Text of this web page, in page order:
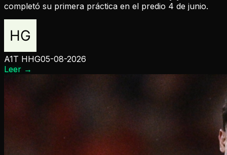
completó su primera práctica en el predio 4 de junio.
A1T HHG05-08-2026
Leer →